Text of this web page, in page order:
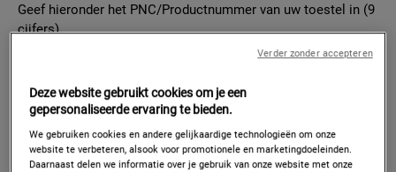
Zoeken
Geef hieronder het PNC/Productnummer van uw toestel in (9
cijfers).
Hoe vind ik mijn modelnummer, PNC, serienummer en
ML-code?
Deze website gebruikt cookies om je een
gepersonaliseerde ervaring te bieden.
We gebruiken cookies en andere gelijkaardige technologieën om onze
website te verbeteren, alsook voor promotionele en marketingdoeleinden.
Daarnaast delen we informatie over je gebruik van onze website met onze
Verder zonder accepteren